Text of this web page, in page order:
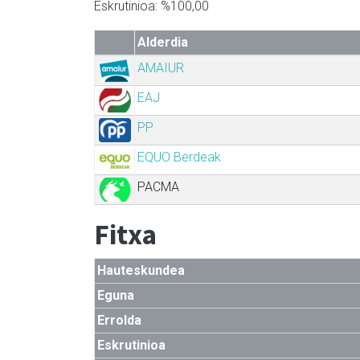
Eskrutinioa: %100,00
Alderdia
AMAIUR
EAJ
PP
EQUO Berdeak
PACMA
Fitxa
Hauteskundea
Eguna
Errolda
Eskrutinioa